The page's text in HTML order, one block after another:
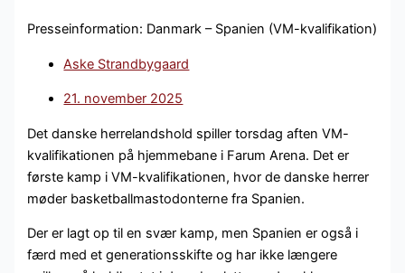
Presseinformation: Danmark – Spanien (VM-kvalifikation)
Aske Strandbygaard
21. november 2025
Det danske herrelandshold spiller torsdag aften VM-
kvalifikationen på hjemmebane i Farum Arena. Det er
første kamp i VM-kvalifikationen, hvor de danske herrer
møder basketballmastodonterne fra Spanien.
Der er lagt op til en svær kamp, men Spanien er også i
færd med et generationsskifte og har ikke længere